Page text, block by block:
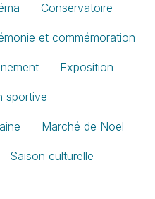
Conservatoire
et commémoration
Exposition
sportive
Marché de Noël
Saison culturelle